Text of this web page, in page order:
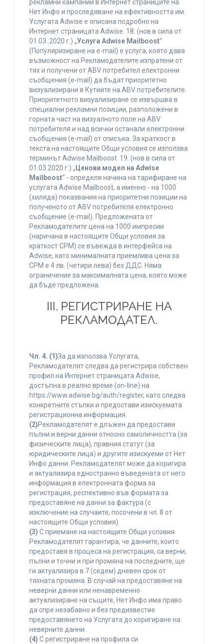
рекламни кампании в Интернет страниците на
Нет Инфо и проследяване на ефективността им.
Услугата Adwise е описана подробно на
Интернет страницата Adwise. 18. (нов в сила от
01.03..2020 г.) „Услуга Adwise Mailboost“
(Популяризиране на e-mail) е услуга, която дава
възможност на Рекламодателите изпратени от
тях и получени от ABV потребител електронни
съобщения (e-mail) да бъдат приоритетно
визуализирани в Кутиите на ABV потребителите.
Приоритетното визуализиране се извършва в
специални рекламни позиции, разположени в
горната част на визуалното поле на ABV
потребителя и над всички останали електронни
съобщения (e-mail) от списъка. За краткост в
текста на настоящите Общи условия се използва
терминът Adwise Mailboost. 19. (нов в сила от
01.03.2020 г.) „ Ценови модел на Adwise
Mailboost“ - определя начина на тарифиране на
услугата Adwise Mailboost, а именно - на 1000
(хиляда) показвания на приоритетни позиции на
полученото от ABV потребителя електронно
съобщение (e-mail). Предложената от
Рекламодателите цена на 1000 импресии
(наричана в настоящите Общи условия за
краткост CPM) се въвежда в интерфейса на
Adwise, като минималната приемлива цена за
CPM е 4 лв. (четири лева) без ДДС. Няма
ограничение за максималната цена, която може
да бъде предложена.
ІІІ. РЕГИСТРИРАНЕ НА
РЕКЛАМОДАТЕЛ.
Чл. 4. (1)За да използва Услугата,
Рекламодателят следва да регистрира собствен
профил на Интернет страницата Adwise,
достъпна в реално време (on-line) на
https://www.adwise.bg/auth/register, като следва
конкретните стъпки и предостави изискуемата
регистрационна информация.
(2)Рекламодателят е длъжен да предостави
пълни и верни данни относно самоличността (за
физическите лица), правния статут (за
юридическите лица) и другите изискуеми от Нет
Инфо данни. Рекламодателят може да коригира
и актуализира едностранно въведената от него
информация в електронната форма за
регистрация, респективно във формата за
предоставяне на данни за фактура (с
изключение на случаите, посочени в чл. 8 от
настоящите Общи условия).
(3) С приемане на настоящите Общи условия
Рекламодателят гарантира, че данните, които
предоставя в процеса на регистрация, са верни,
пълни и точни и при промяна на последните, ще
ги актуализира в 7 (седем) дневен срок от
тяхната промяна. В случай на предоставяне на
неверни данни или ненавременно
актуализиране на същите, Нет Инфо има право
да спре незабавно и без предизвестие
предоставянето на Услугата до коригиране на
неверните данни.
(4) С регистриране на профила си